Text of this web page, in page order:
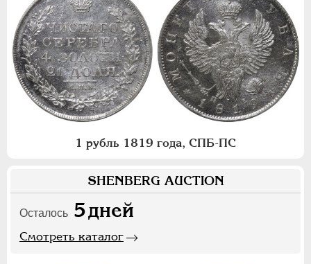
1 рубль 1819 года, СПБ-ПС
SHENBERG AUCTION
Осталось 5дней
Смотреть каталог